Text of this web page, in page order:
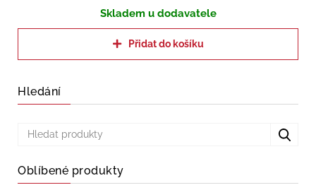
Skladem u dodavatele
Přidat do košíku
Hledání
Oblíbené produkty